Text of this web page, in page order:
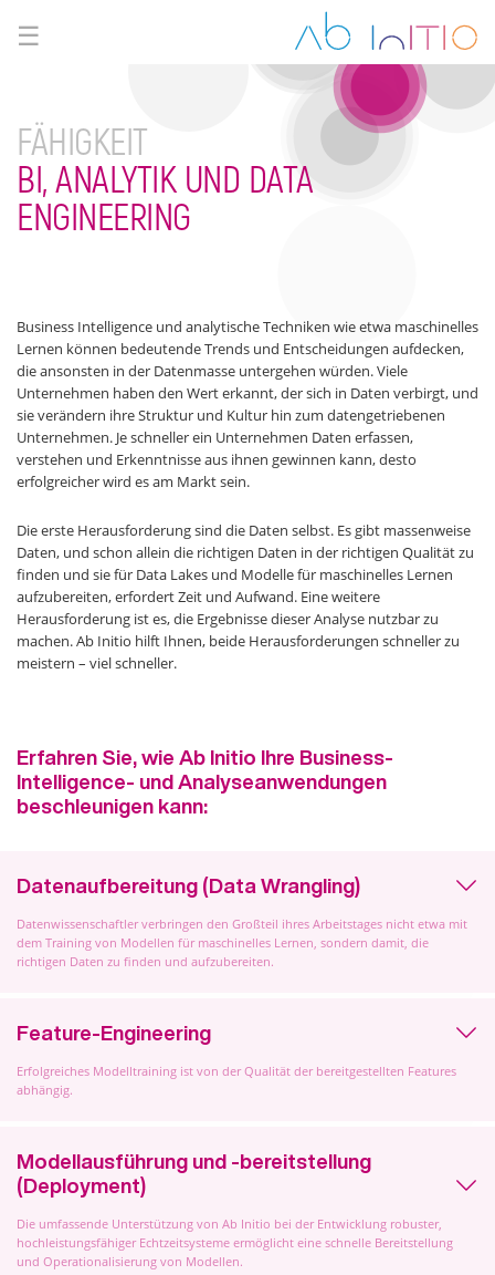
☰
FÄHIGKEIT
BI, ANALYTIK UND DATA
ENGINEERING
Business Intelligence und analytische Techniken wie etwa maschinelles
Lernen können bedeutende Trends und Entscheidungen aufdecken,
die ansonsten in der Datenmasse untergehen würden. Viele
Unternehmen haben den Wert erkannt, der sich in Daten verbirgt, und
sie verändern ihre Struktur und Kultur hin zum datengetriebenen
Unternehmen. Je schneller ein Unternehmen Daten erfassen,
verstehen und Erkenntnisse aus ihnen gewinnen kann, desto
erfolgreicher wird es am Markt sein.
Die erste Herausforderung sind die Daten selbst. Es gibt massenweise
Daten, und schon allein die richtigen Daten in der richtigen Qualität zu
finden und sie für Data Lakes und Modelle für maschinelles Lernen
aufzubereiten, erfordert Zeit und Aufwand. Eine weitere
Herausforderung ist es, die Ergebnisse dieser Analyse nutzbar zu
machen. Ab Initio hilft Ihnen, beide Herausforderungen schneller zu
meistern – viel schneller.
Erfahren Sie, wie Ab Initio Ihre Business-
Intelligence- und Analyseanwendungen
beschleunigen kann:
Datenaufbereitung (Data Wrangling)
Datenwissenschaftler verbringen den Großteil ihres Arbeitstages nicht etwa mit
dem Training von Modellen für maschinelles Lernen, sondern damit, die
richtigen Daten zu finden und aufzubereiten.
Feature-Engineering
Erfolgreiches Modelltraining ist von der Qualität der bereitgestellten Features
abhängig.
Modellausführung und ‑bereitstellung
(Deployment)
Die umfassende Unterstützung von Ab Initio bei der Entwicklung robuster,
hochleistungsfähiger Echtzeitsysteme ermöglicht eine schnelle Bereitstellung
und Operationalisierung von Modellen.